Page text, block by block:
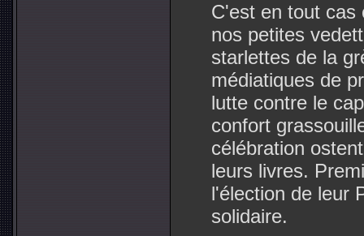
C'est en tout cas
nos petites
starlettes de la
médiatiques de
lutte contre le
confort
célébration
leurs livres.
l'élection de leur
solidaire.